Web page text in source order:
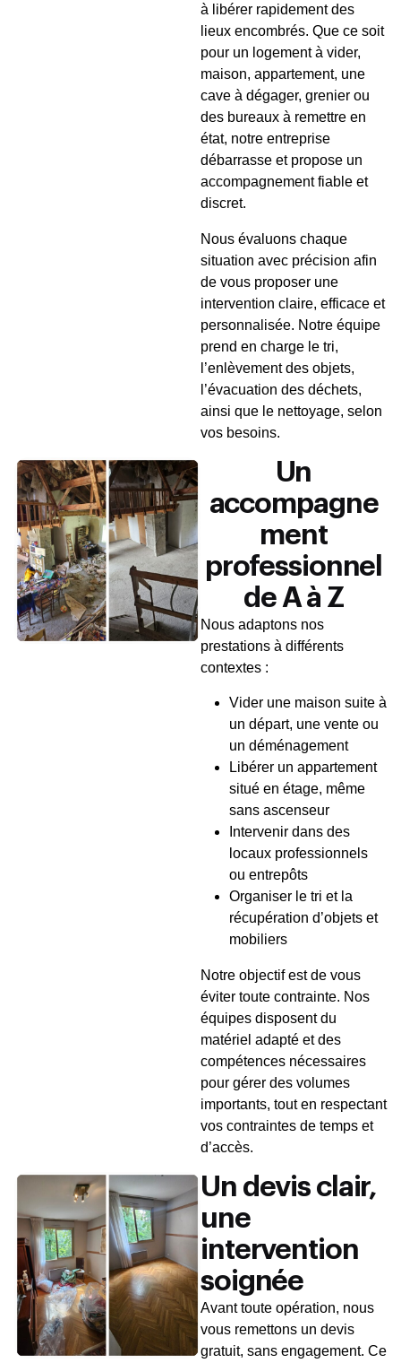
à libérer rapidement des
lieux encombrés. Que ce soit
pour un logement à vider,
maison, appartement, une
cave à dégager, grenier ou
des bureaux à remettre en
état, notre entreprise
débarrasse et propose un
accompagnement fiable et
discret.
Nous évaluons chaque
situation avec précision afin
de vous proposer une
intervention claire, efficace et
personnalisée. Notre équipe
prend en charge le tri,
l’enlèvement des objets,
l’évacuation des déchets,
ainsi que le nettoyage, selon
vos besoins.
Un
accompagne
ment
professionnel
de A à Z
Nous adaptons nos
prestations à différents
contextes :
Vider une maison suite à
un départ, une vente ou
un déménagement
Libérer un appartement
situé en étage, même
sans ascenseur
Intervenir dans des
locaux professionnels
ou entrepôts
Organiser le tri et la
récupération d’objets et
mobiliers
Notre objectif est de vous
éviter toute contrainte. Nos
équipes disposent du
matériel adapté et des
compétences nécessaires
pour gérer des volumes
importants, tout en respectant
vos contraintes de temps et
d’accès.
Un devis clair,
une
intervention
soignée
Avant toute opération, nous
vous remettons un devis
gratuit, sans engagement. Ce